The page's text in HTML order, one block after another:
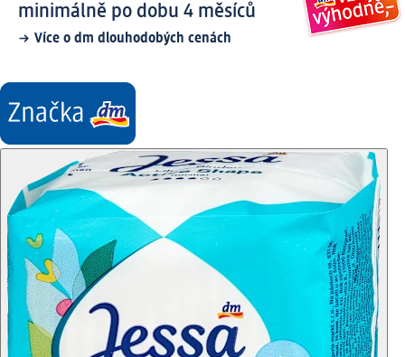
minimálně po dobu 4 měsíců
Více o dm dlouhodobých cenách